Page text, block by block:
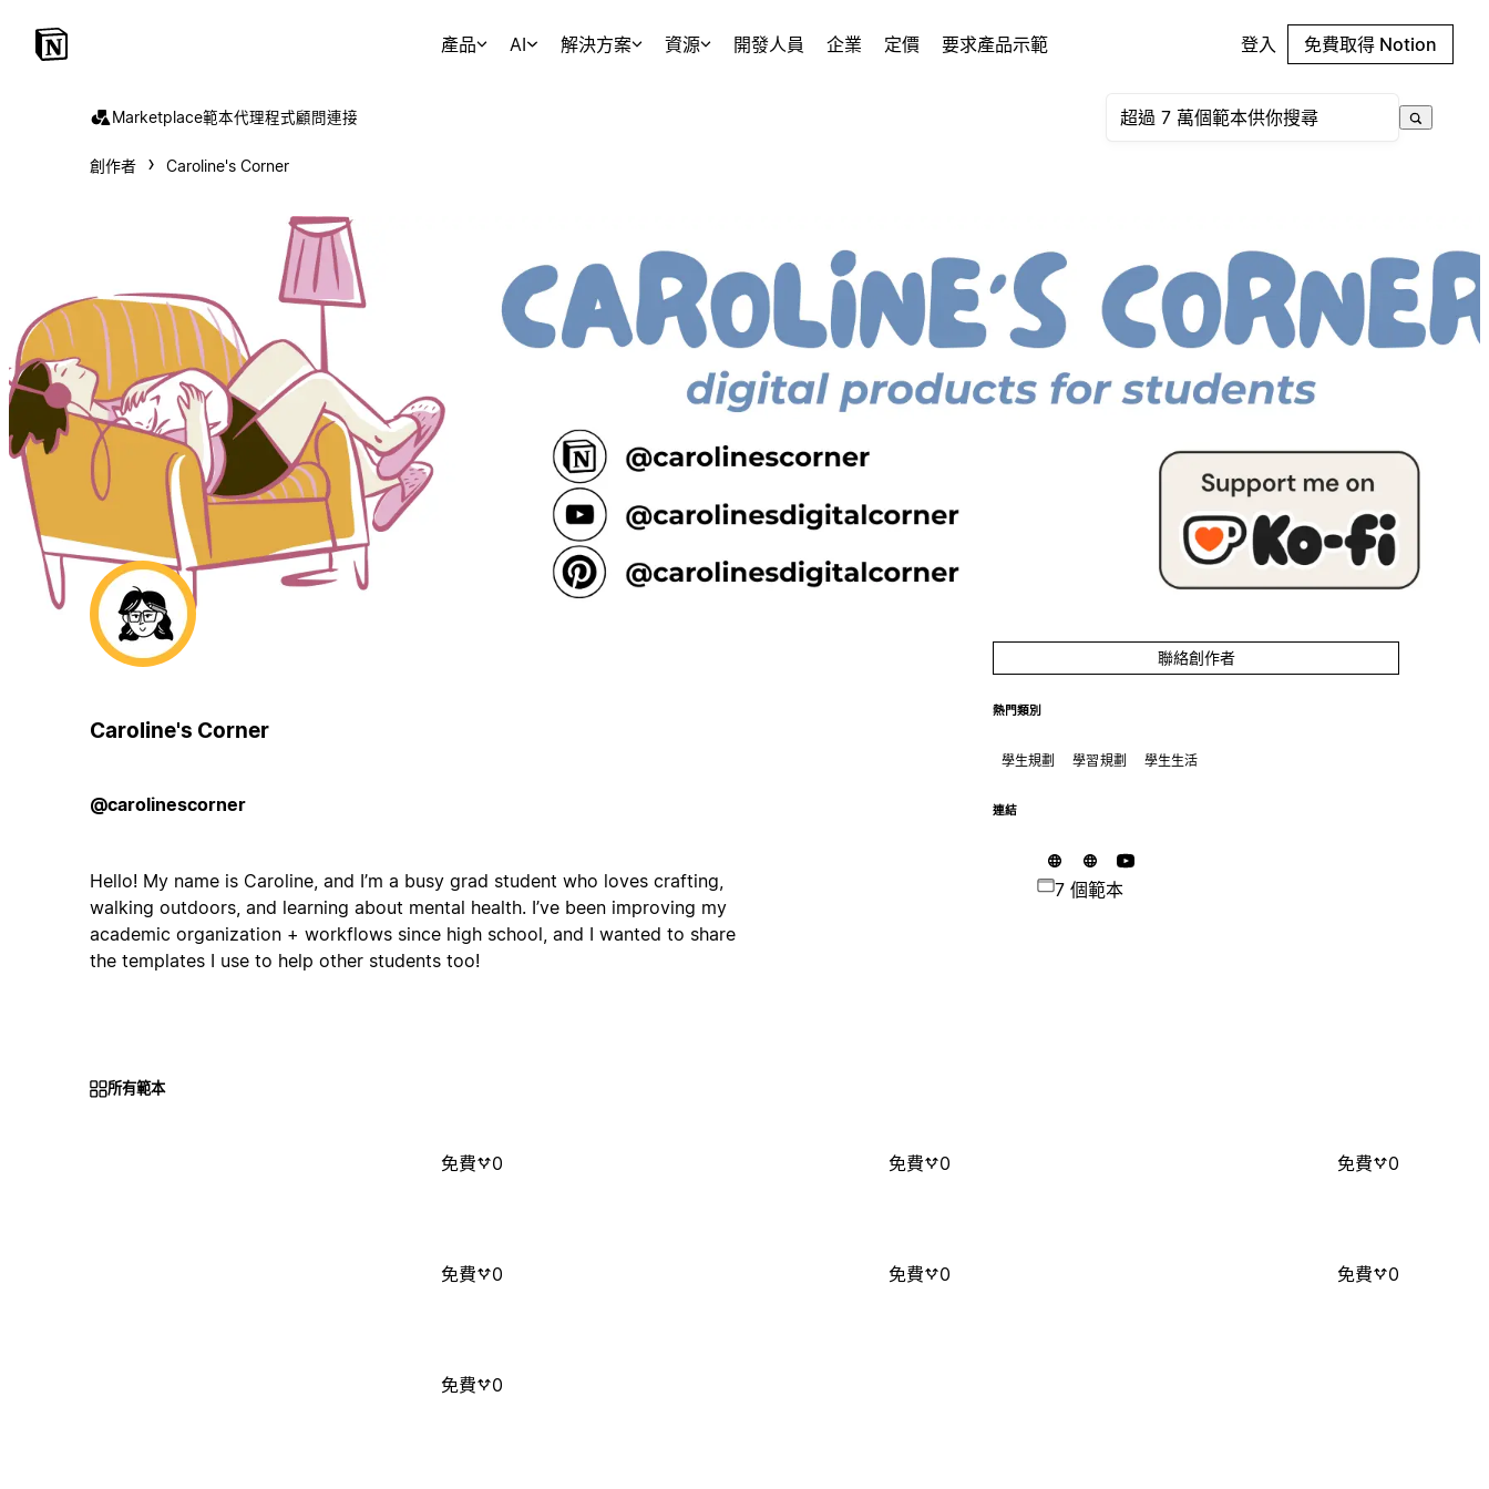
產品 AI 解決方案 資源 開發人員 企業 定價 要求產品示範 登入 免費取得 Notion
Marketplace範本代理程式顧問連接
創作者 Caroline's Corner
Caroline's Corner
@carolinescorner
Hello! My name is Caroline, and I’m a busy grad student who loves crafting,
walking outdoors, and learning about mental health. I’ve been improving my
academic organization + workflows since high school, and I wanted to share
the templates I use to help other students too!
聯絡創作者
熱門類別
學生規劃 學習規劃 學生生活
連結
7 個範本
所有範本
免費 0 免費 0 免費 0
免費 0 免費 0 免費 0
免費 0